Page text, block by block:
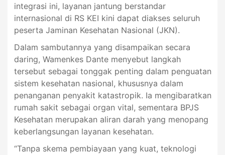
integrasi ini, layanan jantung berstandar
internasional di RS KEI kini dapat diakses seluruh
peserta Jaminan Kesehatan Nasional (JKN).
Dalam sambutannya yang disampaikan secara
daring, Wamenkes Dante menyebut langkah
tersebut sebagai tonggak penting dalam penguatan
sistem kesehatan nasional, khususnya dalam
penanganan penyakit katastropik. Ia mengibaratkan
rumah sakit sebagai organ vital, sementara BPJS
Kesehatan merupakan aliran darah yang menopang
keberlangsungan layanan kesehatan.
“Tanpa skema pembiayaan yang kuat, teknologi